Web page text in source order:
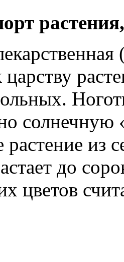
царству
растение из
до
цветов